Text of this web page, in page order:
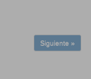
Siguiente »